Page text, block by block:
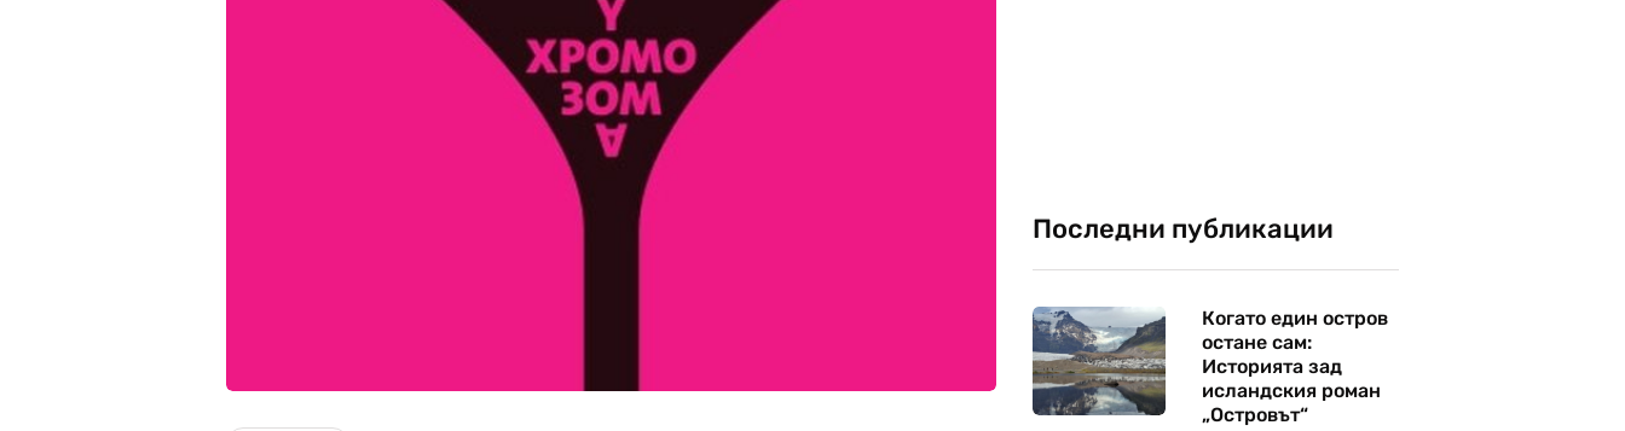
Последни публикации
Когато един остров
остане сам:
Историята зад
исландския роман
„Островът“